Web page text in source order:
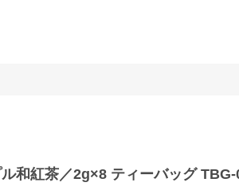
ル和紅茶／2g×8 ティーバッグ